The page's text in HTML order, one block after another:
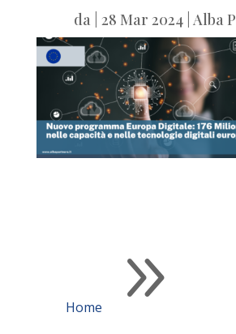
da |28 Mar 2024 |Alba
Home 9